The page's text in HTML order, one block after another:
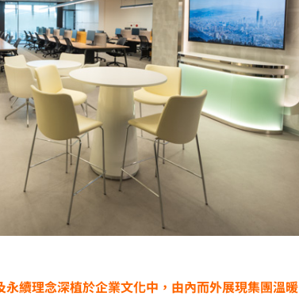
續理念深植於企業文化中，由內而外展現集團溫暖